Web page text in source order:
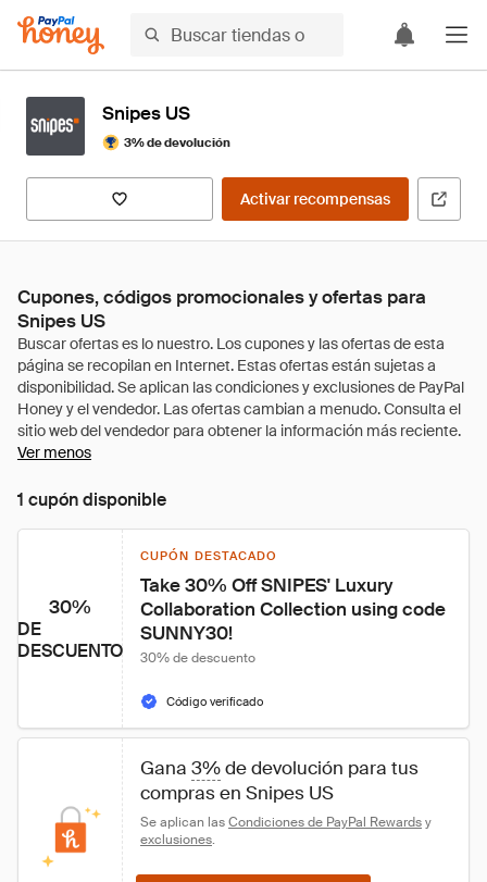
Snipes US
3% de devolución
Activar recompensas
Cupones, códigos promocionales y ofertas para
Snipes US
Ver menos
1 cupón disponible
30%
DE
DESCUENTO
CUPÓN DESTACADO
Take 30% Off SNIPES' Luxury
Collaboration Collection using code
SUNNY30!
30% de descuento
Código verificado
Gana 3% de devolución para tus
compras en Snipes US
Se aplican las Condiciones de PayPal Rewards y
exclusiones.